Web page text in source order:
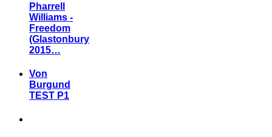
Pharrell
Williams -
Freedom
(Glastonbury
2015…
Von
Burgund
TEST P1